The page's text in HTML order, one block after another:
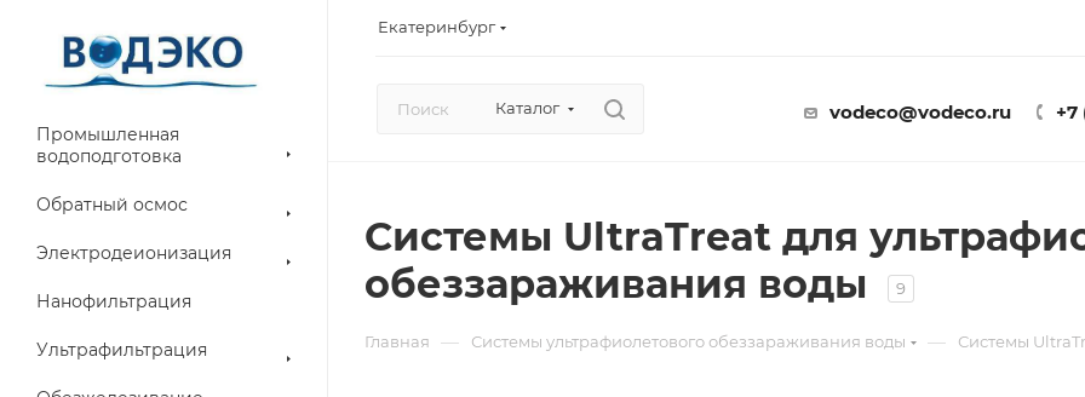
Екатеринбург
Каталог vodeco@vodeco.ru +7
Промышленная
водоподготовка
Обратный осмос
Электродеионизация
Нанофильтрация
Ультрафильтрация
Системы UltraTreat для
обеззараживания воды
9
Главная — Системы ультрафиолетового обеззараживания воды — Системы